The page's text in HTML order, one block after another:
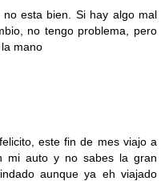
esta bien. Si hay algo mal
no tengo problema, pero
mano
este fin de mes viajo a
mi auto y no sabes la gran
aunque ya eh viajado